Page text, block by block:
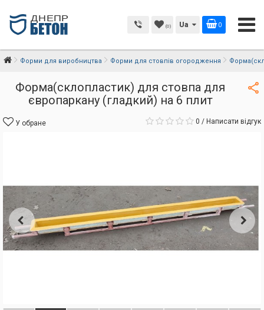
(0) Ua 0
Форми для виробництва Форми для стовпів огородження
Форма(склопластик) для стовпа для
європаркану (гладкий) на 6 плит
У обране 0 / Написати відгук